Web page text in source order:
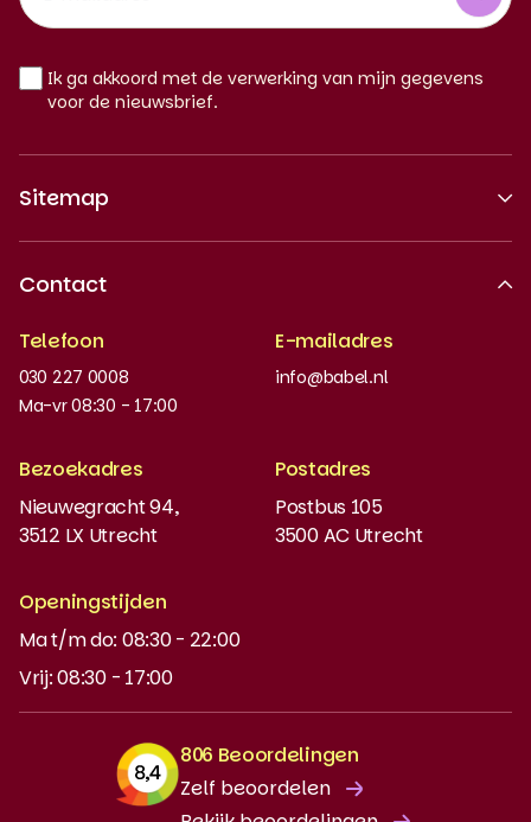
NL
Ik ga akkoord met de verwerking van mijn gegevens
voor de nieuwsbrief.
Sitemap
Nieuws en updates
Instaptoets
MyBabel
NT2
DUO-lening
Contact
Telefoon
030 227 0008
Ma-vr 08:30 - 17:00
E-mailadres
info@babel.nl
Bezoekadres
Nieuwegracht 94,
3512 LX Utrecht
Postadres
Postbus 105
3500 AC Utrecht
Openingstijden
Ma t/m do: 08:30 - 22:00
Vrij: 08:30 - 17:00
806 Beoordelingen
Zelf beoordelen